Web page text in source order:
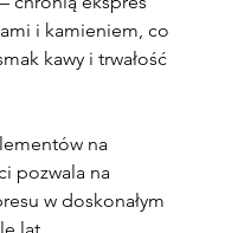
i kamieniem, co
kawy i trwałość
na
pozwala na
w doskonałym